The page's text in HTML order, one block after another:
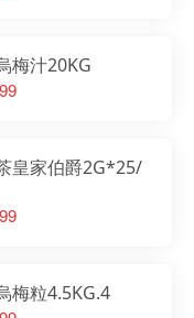
梅汁20KG
皇家伯爵2G*25/
梅粒4.5KG.4